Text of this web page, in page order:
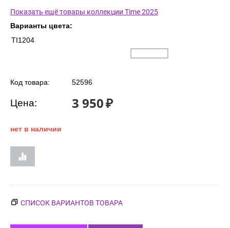
Показать ещё товары коллекции Time 2025
Варианты цвета:
TI1204
Код товара: 52596
Цена: 3 950₽
нет в наличии
СПИСОК ВАРИАНТОВ ТОВАРА